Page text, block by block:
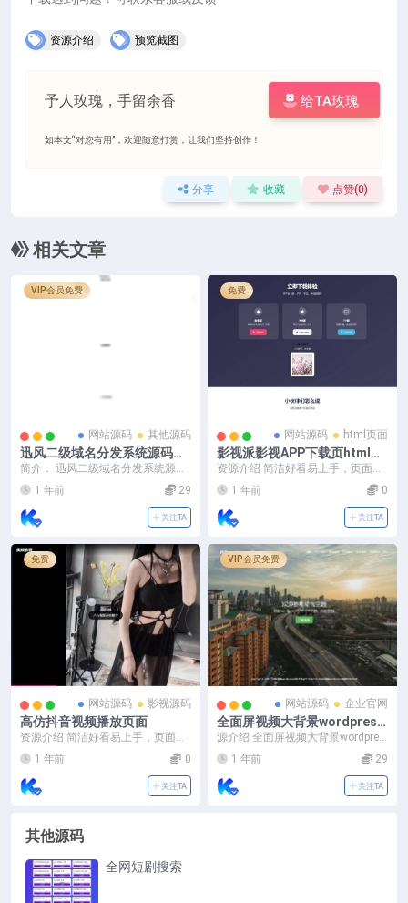
资源介绍 预览截图
予人玫瑰，手留余香 给TA玫瑰
如本文“对您有用”，欢迎随意打赏，让我们坚持创作！
分享 收藏 点赞(0)
相关文章
VIP会员免费
网站源码 其他源码
迅风二级域名分发系统源码最
新开心版
简介： 迅风二级域名分发系统源码
最新开心版 一站式对域名进行二级
分发，自助添加，...
1 年前 29
关注TA
免费
网站源码 html页面
影视派影视APP下载页html源
码
资源介绍 简洁好看易上手，页面还
可自适应。 预览截图
1 年前 0
关注TA
免费
网站源码 影视源码
高仿抖音视频播放页面
资源介绍 简洁好看易上手，页面还
可自适应。 预览截图
1 年前 0
关注TA
VIP会员免费
网站源码 企业官网
全面屏视频大背景wordpress
主题模板优化（SEO）效果非
常的好
源介绍 全面屏视频大背景wordpres
s主题模板非常简洁的全面屏视频大
背景wo...
1 年前 29
关注TA
其他源码
全网短剧搜索